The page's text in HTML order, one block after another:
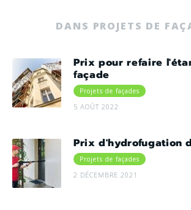
DANS PROJETS DE
Prix pour refaire
façade
Projets de façades
5 AOÛT 2022
Prix d'hydrofugation
Projets de façades
2 DÉCEMBRE 2021